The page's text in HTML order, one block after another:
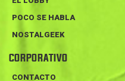
POCO SE HABLA
NOSTALGEEK
CORPORATIVO
CONTACTO